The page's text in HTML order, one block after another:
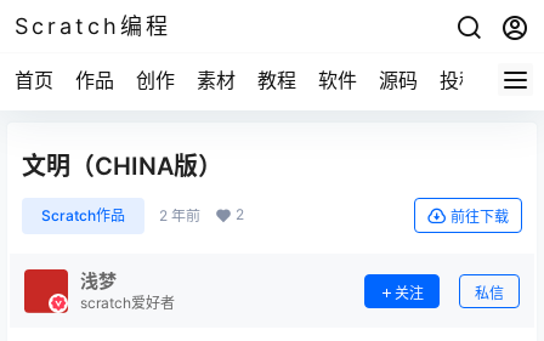
Scratch编程
首页 作品 创作 素材 教程 软件 源码 投稿 关于
文明（CHINA版）
Scratch作品 2 年前 2 前往下载
浅梦
scratch爱好者
关注 私信